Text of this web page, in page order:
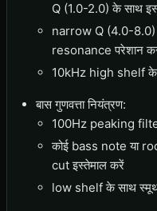
Q (1.0-2.0) के साथ
narrow Q (4.0-8.0)
resonance परेशान कर
10kHz high shelf के
बास गुणवत्ता नियंत्रण:
100Hz peaking
कोई bass note या
cut इस्तेमाल करें
low shelf के साथ